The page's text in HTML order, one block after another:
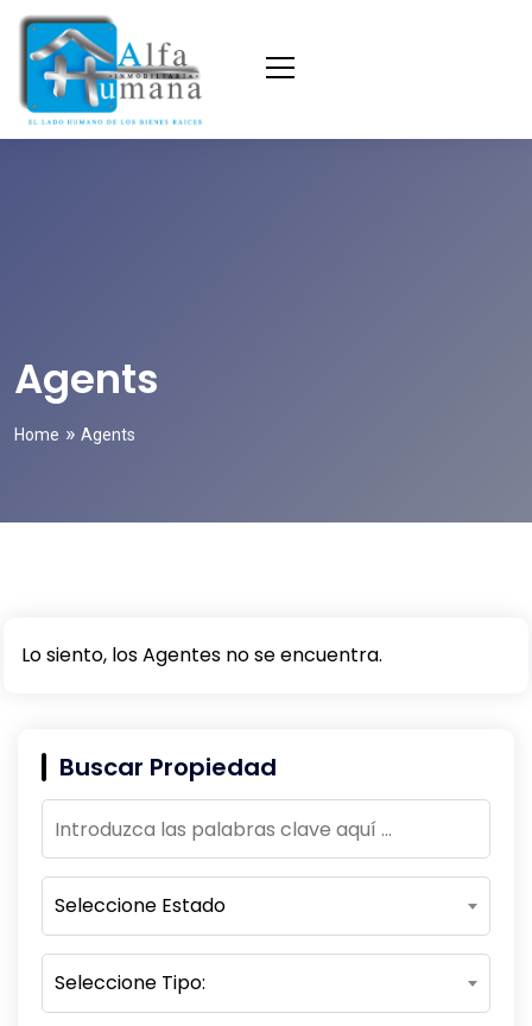
Agents
Home » Agents
Lo siento, los Agentes no se encuentra.
Buscar Propiedad
Seleccione Estado
Seleccione Tipo: